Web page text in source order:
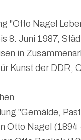
"Otto Nagel
8. Juni 1987,
in
Kunst der DDR,
"Gemälde,
Otto Nagel (1894